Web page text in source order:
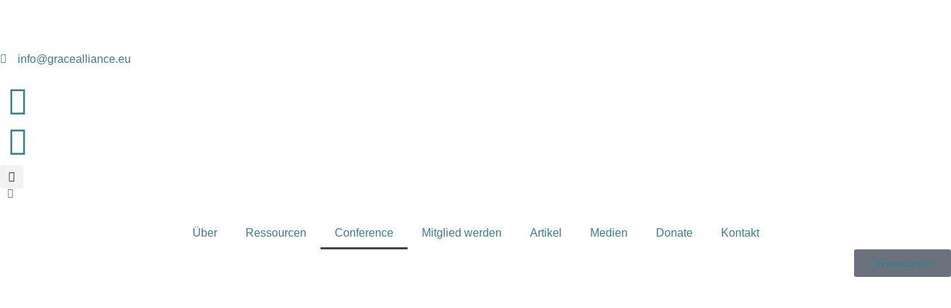
info@gracealliance.eu
Über Ressourcen Conference Mitglied werden Artikel Medien Donate Kontakt
Ressourcen